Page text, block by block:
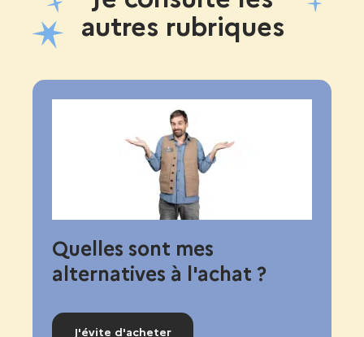
autres rubriques
Quelles sont mes
alternatives à l'achat ?
J'évite d'acheter